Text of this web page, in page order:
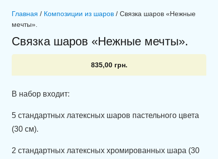
Главная / Композиции из шаров / Связка шаров «Нежные
мечты».
Связка шаров «Нежные мечты».
835,00 грн.
В набор входит:
5 стандартных латексных шаров пастельного цвета
(30 см).
2 стандартных латексных хромированных шара (30